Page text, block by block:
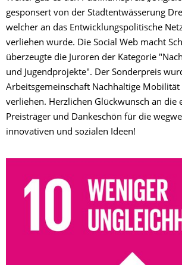
gesponsert von der Stadtentwässerung
welcher an das Entwicklungspolitische
verliehen wurde. Die Social Web macht
überzeugte die Juroren der Kategorie
und Jugendprojekte". Der Sonderpreis
Arbeitsgemeinschaft Nachhaltige Mobilität
verliehen. Herzlichen Glückwunsch an die
Preisträger und Dankeschön für die
innovativen und sozialen Ideen!